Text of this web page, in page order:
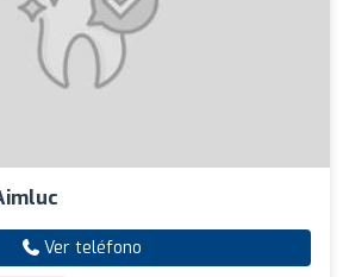
Ver teléfono